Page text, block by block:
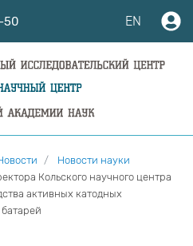
50 EN
Новости науки
Кольского научного центра
активных катодных